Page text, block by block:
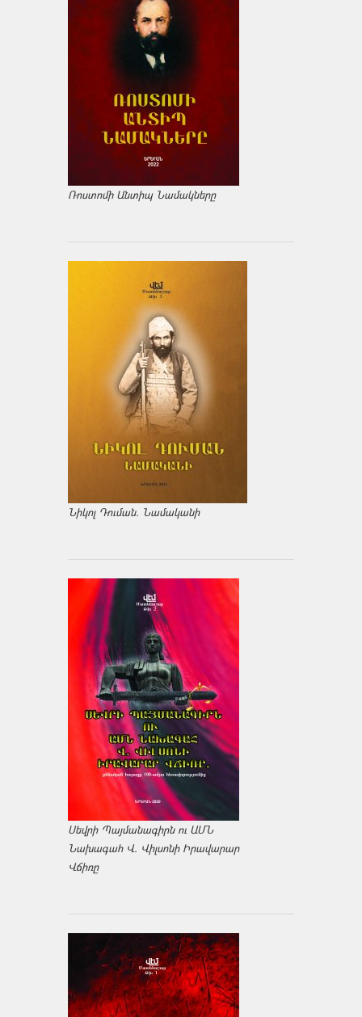
Ռոստոմի Անտիպ Նամակները
Նիկոլ Դուման. Նամականի
Սեվրի Պայմանագիրն ու ԱՄՆ
Նախագահ Վ. Վիլսոնի Իրավարար
Վճիռը